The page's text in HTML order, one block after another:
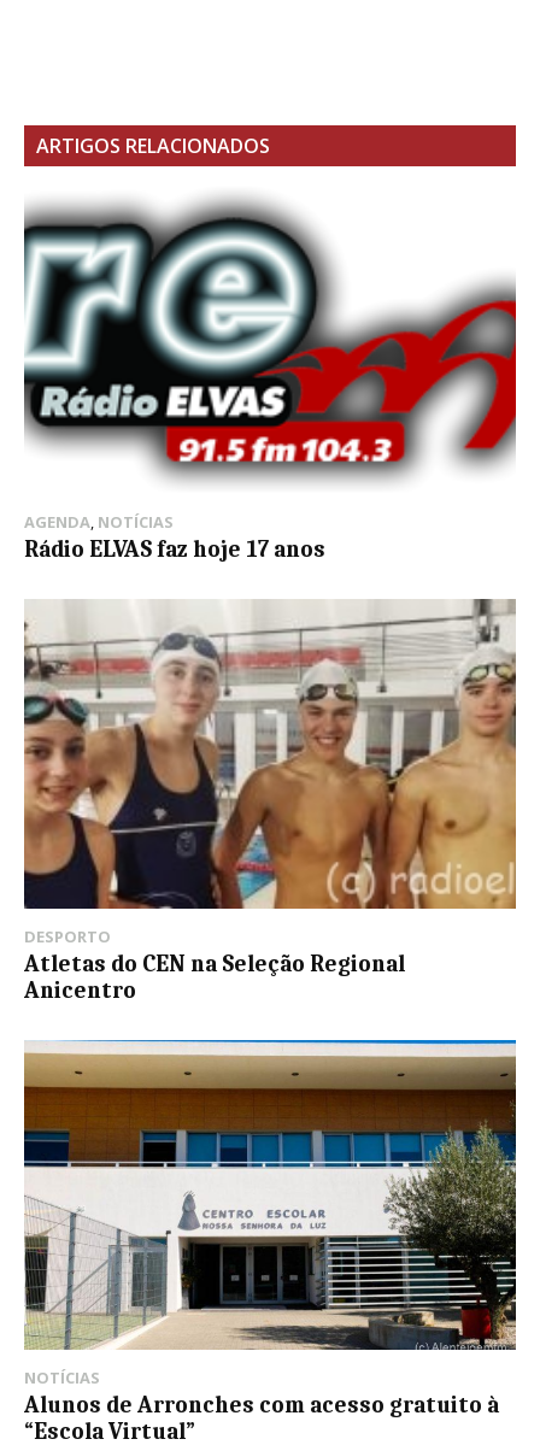
ARTIGOS RELACIONADOS
AGENDA, NOTÍCIAS
Rádio ELVAS faz hoje 17 anos
DESPORTO
Atletas do CEN na Seleção Regional
Anicentro
NOTÍCIAS
Alunos de Arronches com acesso gratuito à
“Escola Virtual”